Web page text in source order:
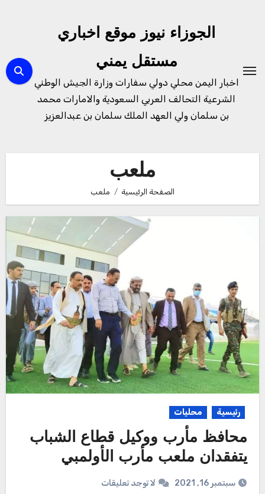
الجوزاء نيوز موقع اخباري
مستقل يمني
اخبار اليمن محلي دولي سفارات وزارة الجيش الوطني
الشرعية التحالف العربي السعودية والامارات محمد
بن سلمان ولي العهد الملك سلمان بن عبدالعزيز
ملعب
الصفحة الرئيسية ملعب
رئيسية محليات
محافظ مأرب ووكيل قطاع الشباب
يتفقدان ملعب مأرب الأولمبي
سبتمبر 16, 2021 لا توجد تعليقات